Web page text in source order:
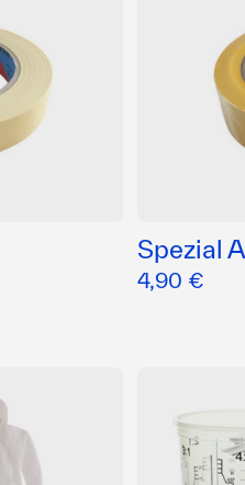
Spezial
4,90 €